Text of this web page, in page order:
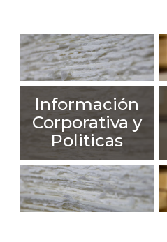
Información
Corporativa y
Politicas